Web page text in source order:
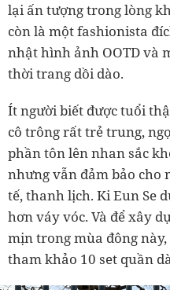
lại ấn tượng trong lòng
còn là một fashionista
nhật hình ảnh OOTD và
thời trang dồi dào.
Ít người biết được tuổi
cô trông rất trẻ trung,
phần tôn lên nhan sắc
nhưng vẫn đảm bảo cho
tế, thanh lịch. Ki Eun Se
hơn váy vóc. Và để xây
mịn trong mùa đông
tham khảo 10 set quần